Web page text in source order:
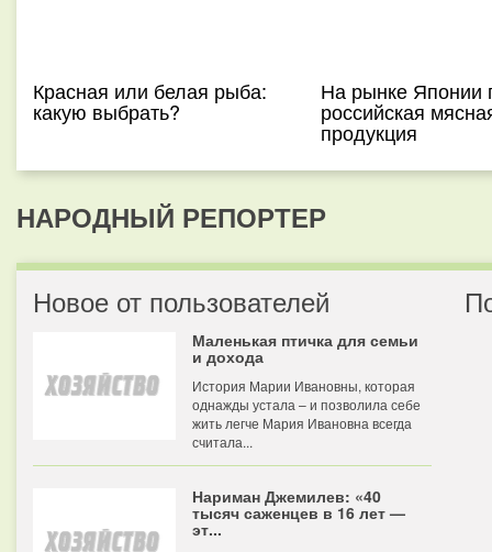
Красная или белая рыба:
какую выбрать?
На рынке Японии
российская
продукция
НАРОДНЫЙ РЕПОРТЕР
Новое от пользователей
Маленькая птичка для семьи
и дохода
История Марии Ивановны, которая
однажды устала – и позволила себе
жить легче Мария Ивановна всегда
считала...
Нариман Джемилев: «40
тысяч саженцев в 16 лет —
эт...